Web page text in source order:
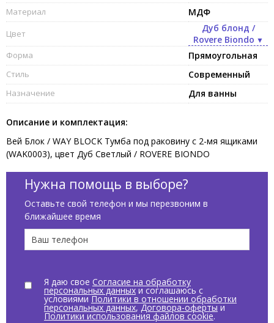
Материал МДФ
Цвет
Дуб блонд /
Rovere Biondo
Форма Прямоугольная
Стиль Современный
Назначение Для ванны
Описание и комплектация:
Вей Блок / WAY BLOCK Тумба под раковину с 2-мя ящиками
(WAK0003), цвет Дуб Светлый / ROVERE BIONDO
Нужна помощь в выборе?
Оставьте свой телефон и мы перезвоним в
ближайшее время
Я даю свое Согласие на обработку
персональных данныхи соглашаюсь с
условиями Политики в отношении обработки
персональных данных, Договора-оферты и
Политики использования файлов cookie.